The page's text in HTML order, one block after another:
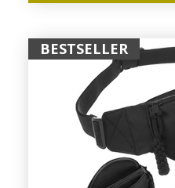
BESTSELLER